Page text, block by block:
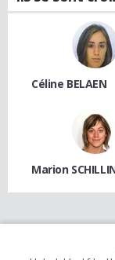
Céline BELAEN
Marion